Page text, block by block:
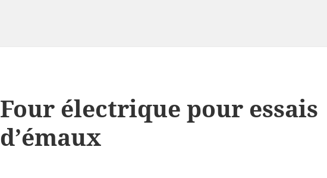
Four électrique pour essais
d’émaux